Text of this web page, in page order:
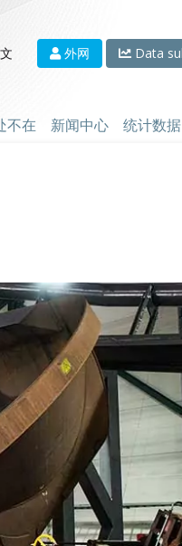
外网 Data
不在 新闻中心 统计数据